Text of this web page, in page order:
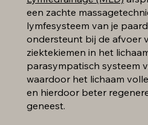
een zachte
lymfesysteem van je
ondersteunt bij de afvoer
ziektekiemen in het
parasympatisch systeem
waardoor het lichaam
en hierdoor beter
geneest.